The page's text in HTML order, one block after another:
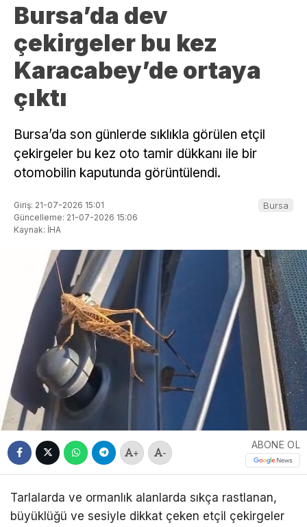
Bursa’da dev
çekirgeler bu kez
Karacabey’de ortaya
çıktı
Bursa’da son günlerde sıklıkla görülen etçil
çekirgeler bu kez oto tamir dükkanı ile bir
otomobilin kaputunda görüntülendi.
Giriş: 21-07-2026 15:01
Güncelleme: 21-07-2026 15:06
Kaynak: İHA
Bursa
+ -
ABONE OL
Tarlalarda ve ormanlık alanlarda sıkça rastlanan,
büyüklüğü ve sesiyle dikkat çeken etçil çekirgeler